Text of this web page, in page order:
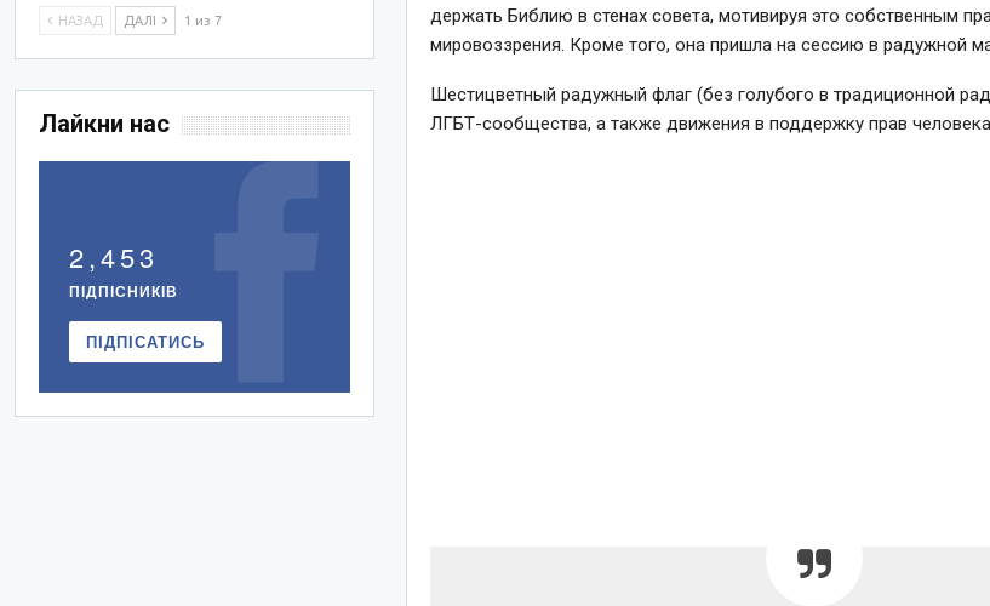
держать Библию в стенах совета, мотивируя это собственным
мировоззрения. Кроме того, она пришла на сессию в радужной
Шестицветный радужный флаг (без голубого в традиционной
ЛГБТ-сообщества, а также движения в поддержку прав
НАЗАД ДАЛІ 1 из 7
Лайкни нас
2,453
ПІДПІСНИКІВ
ПІДПІСАТИСЬ